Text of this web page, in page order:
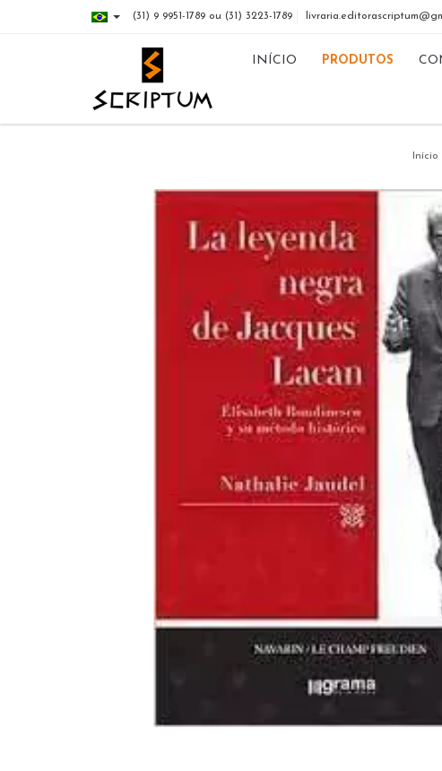
(31) 9 9951-1789 ou (31) 3223-1789
INÍCIO PRODUTOS
Início